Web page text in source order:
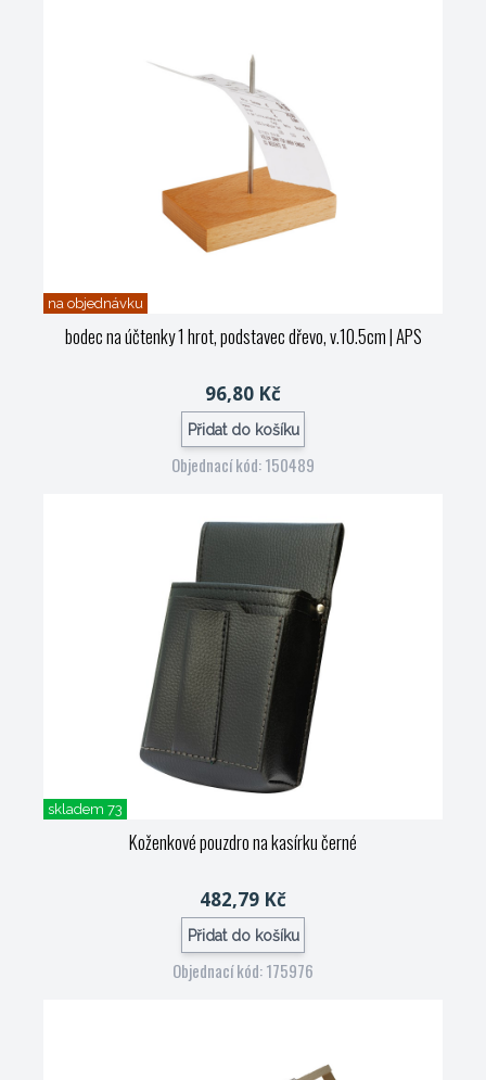
na objednávku
bodec na účtenky 1 hrot, podstavec dřevo, v.10.5cm| APS
96,80 Kč
Přidat do košíku
Objednací kód: 150489
skladem 73
Koženkové pouzdro na kasírku černé
482,79 Kč
Přidat do košíku
Objednací kód: 175976